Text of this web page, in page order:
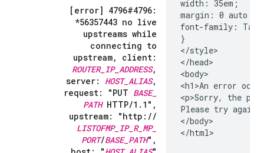
width: 35em;
margin: 0 auto;
font-family:
}
</style>
</head>
<body>
<h1>An error
<p>Sorry, the
Please try again
</body>
</html>
[error] 4796#4796:
*56357443 no live
upstreams while
connecting to
upstream,
client:
ROUTER_ IP_ ADDRESS,
server: HOST_ ALIAS,
request: "PUT BASE_
PATHHTTP/1 . 1" ,
upstream: "http: //
LISTOFMP_ IP_ R_ MP_
PORT/BASE_ PATH" ,